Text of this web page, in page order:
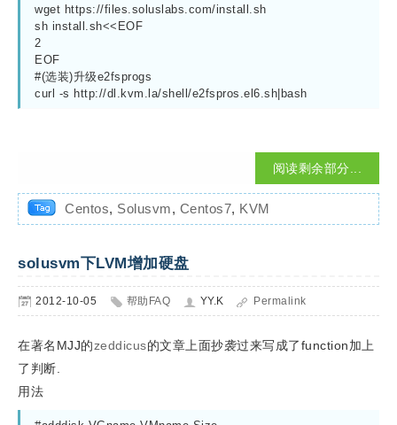
wget https://files.soluslabs.com/install.sh
sh install.sh<<EOF
2
EOF
#(选装)升级e2fsprogs
curl -s http://dl.kvm.la/shell/e2fspros.el6.sh|bash
阅读剩余部分...
Centos, Solusvm, Centos7, KVM
solusvm下LVM增加硬盘
2012-10-05 帮助FAQ YY.K Permalink
在著名MJJ的zeddicus的文章上面抄袭过来写成了function加上
了判断.
用法